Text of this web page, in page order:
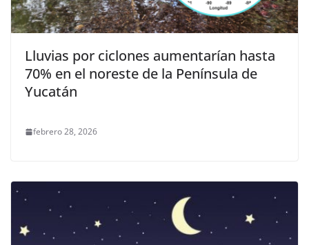
Lluvias por ciclones aumentarían hasta
70% en el noreste de la Península de
Yucatán
febrero 28, 2026